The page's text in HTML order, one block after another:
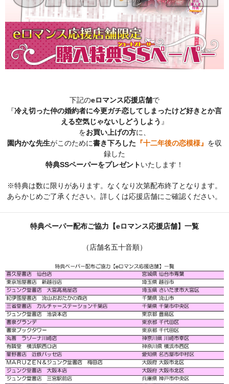
下記のeロマンス応援店舗で
『冷え切った仲の婚約者に今更ガチ恋してしまったけど好きとか言
える空気じゃないしどうしよう 』
をお買い上げの方に、
園内かな先生がこのために書き下ろした 『十二年後の恋模様』 を収
録した
特典SSペーパーをプレゼントいたします！
※特典は数に限りがあります。なくなり次第配布終了となります。
あらかじめご了承ください。詳しくは応援店舗にご確認ください。
特典ペーパー配布ご協力【eロマンス応援店舗】一覧
（店舗名五十音順）